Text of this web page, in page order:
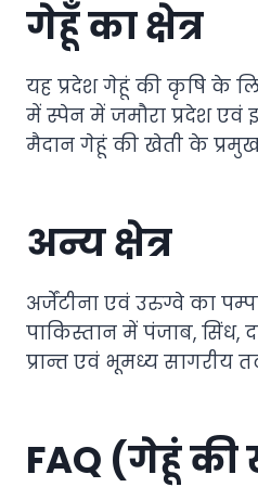
गेहूँ का क्षेत्र
यह प्रदेश गेहूं की कृषि के
में स्पेन में जमौरा प्रदेश एवं
मैदान गेहूं की खेती के प्रमुख
अन्य क्षेत्र
अर्जेंटीना एवं उरुग्वे का
पाकिस्तान में पंजाब, सिंध,
प्रान्त एवं भूमध्य सागरीय
FAQ (गेहूं की